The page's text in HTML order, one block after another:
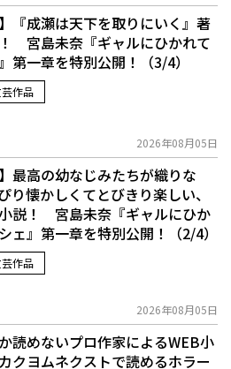
『成瀬は天下を取りにいく』著
宮島未奈『ギャルにひかれて
第一章を特別公開！（3/4）
作品
2026年08月05日
最高の幼なじみたちが織りな
り懐かしくてとびきり楽しい、
説！ 宮島未奈『ギャルにひか
ェ』第一章を特別公開！（2/4）
作品
2026年08月05日
読めないプロ作家によるWEB小
カクヨムネクストで読めるホラー